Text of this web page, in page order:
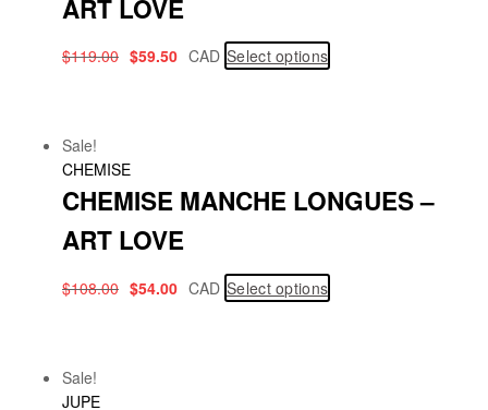
ART LOVE
$119.00 $59.50 CAD Select options
Sale!
CHEMISE
CHEMISE MANCHE LONGUES –
ART LOVE
$108.00 $54.00 CAD Select options
Sale!
JUPE